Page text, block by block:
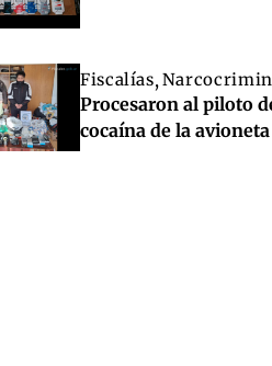
Fiscalías,
Procesaron al piloto
cocaína de la